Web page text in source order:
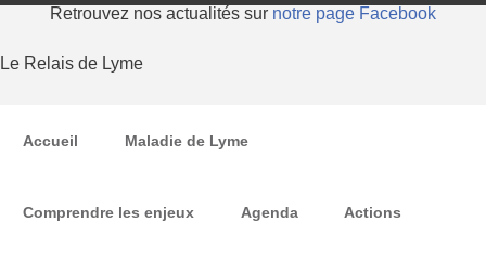
Retrouvez nos actualités sur notre page Facebook
Le Relais de Lyme
Accueil Maladie de Lyme
Comprendre les enjeux Agenda Actions